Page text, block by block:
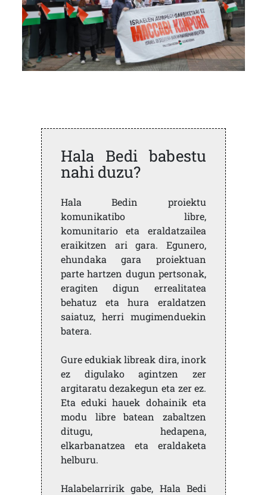
Hala Bedi babestu
nahi duzu?
Hala Bedin proiektu
komunikatibo libre,
komunitario eta eraldatzailea
eraikitzen ari gara. Egunero,
ehundaka gara proiektuan
parte hartzen dugun pertsonak,
eragiten digun errealitatea
behatuz eta hura eraldatzen
saiatuz, herri mugimenduekin
batera.
Gure edukiak libreak dira, inork
ez digulako agintzen zer
argitaratu dezakegun eta zer ez.
Eta eduki hauek dohainik eta
modu libre batean zabaltzen
ditugu, hedapena,
elkarbanatzea eta eraldaketa
helburu.
Halabelarririk gabe, Hala Bedi